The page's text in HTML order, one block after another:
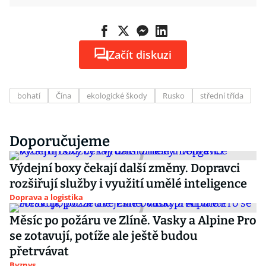
Začít diskuzi
bohatí Čína ekologické škody Rusko střední třída
Doporučujeme
Výdejní boxy čekají další změny. Dopravci
rozšiřují služby i využití umělé inteligence
Doprava a logistika
Měsíc po požáru ve Zlíně. Vasky a Alpine Pro
se zotavují, potíže ale ještě budou
přetrvávat